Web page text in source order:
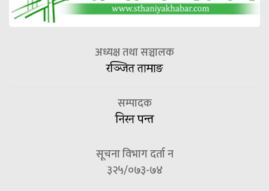
अध्यक्ष तथा सञ्चालक
रञ्जित तामाङ
सम्पादक
निरन पन्त
सूचना विभाग दर्ता न
३२५/०७३-७४